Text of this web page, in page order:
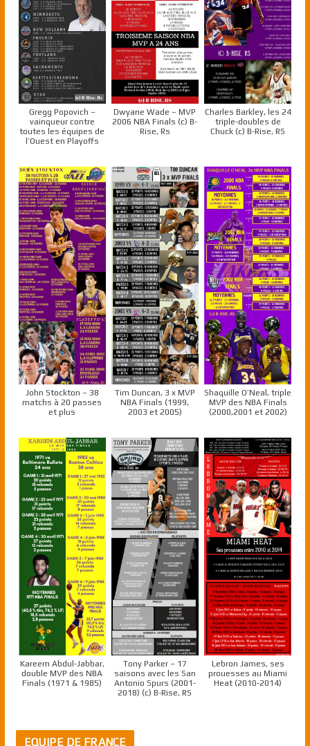
Gregg Popovich –
vainqueur contre
toutes les équipes de
l’Ouest en Playoffs
Dwyane Wade – MVP
2006 NBA Finals (c) B-
Rise, Rs
Charles Barkley, les 24
triple-doubles de
Chuck (c) B-Rise, RS
John Stockton – 38
matchs à 20 passes
et plus
Tim Duncan, 3 x MVP
NBA Finals (1999,
2003 et 2005)
Shaquille O’Neal, triple
MVP des NBA Finals
(2000,2001 et 2002)
Kareem Abdul-Jabbar,
double MVP des NBA
Finals (1971 & 1985)
Tony Parker – 17
saisons avec les San
Antonio Spurs (2001-
2018) (c) B-Rise, RS
Lebron James, ses
prouesses au Miami
Heat (2010-2014)
EQUIPE DE FRANCE